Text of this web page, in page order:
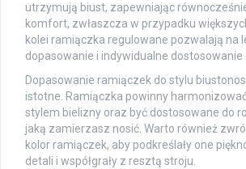
utrzymują biust, zapewniając
komfort, zwłaszcza w przypadku
kolei ramiączka regulowane pozwalają na
dopasowanie i indywidualne dostosowanie
Dopasowanie ramiączek do stylu
istotne. Ramiączka powinny
stylem bielizny oraz być dostosowane do
jaką zamierzasz nosić. Warto również
kolor ramiączek, aby podkreślały one
detali i współgrały z resztą stroju.